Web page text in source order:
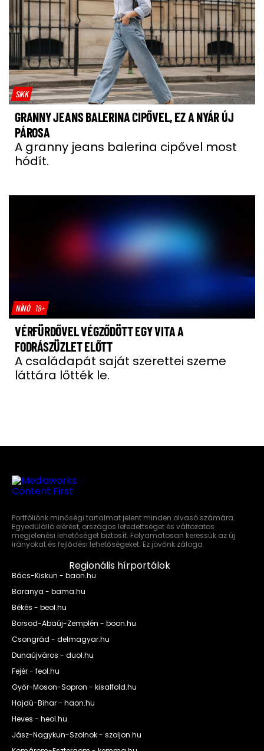
SIKK
GRANNY JEANS BALERINA CIPŐVEL, EZ A NYÁR ÚJ
PÁROSA
A granny jeans balerina cipővel most
hódít.
NÍNÓ 18+
VÉRFÜRDŐVEL VÉGZŐDÖTT EGY VITA A
FODRÁSZÜZLET ELŐTT
A családapát saját szerettei szeme
láttára lőtték le.
Portfóliónk minőségi tartalmat jelent minden olvasó számára.
Egyedülálló elérést, országos lefedettséget és változatos
megjelenési lehetőséget biztosít. Folyamatosan keressük az új
irányokat és fejlődési lehetőségeket. Ez jövőnk záloga.
Regionális hírportálok
Bács-Kiskun - baon.hu
Baranya - bama.hu
Békés - beol.hu
Borsod-Abaúj-Zemplén - boon.hu
Csongrád - delmagyar.hu
Dunaújváros - duol.hu
Fejér - feol.hu
Győr-Moson-Sopron - kisalfold.hu
Hajdú-Bihar - haon.hu
Heves - heol.hu
Jász-Nagykun-Szolnok - szoljon.hu